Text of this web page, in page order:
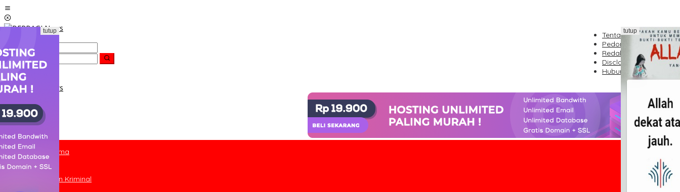
Lewati
ke
konten
Tentang Kami
Pedoman Media Siber
Redaksi
Disclaimer
Hubungi Kami
Berita Utama
Nasional
Daerah
Hukum dan Kriminal
tutup tutup